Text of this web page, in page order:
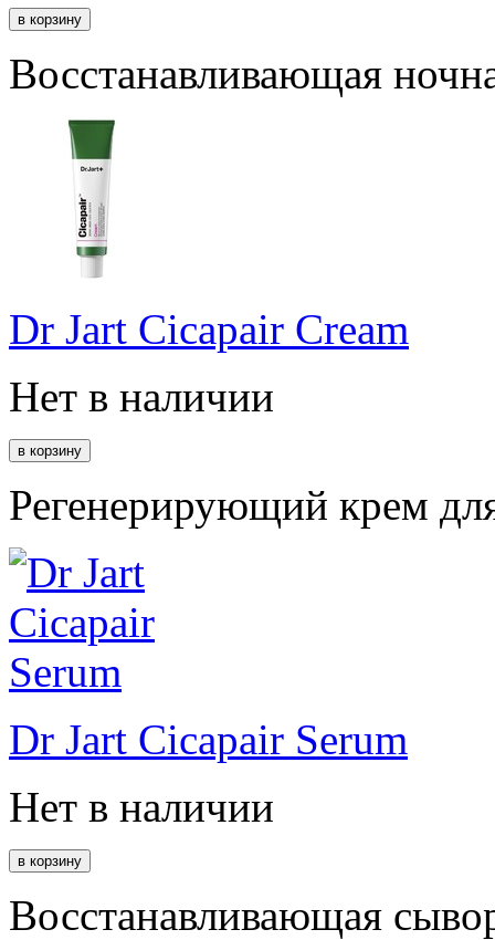
Восстанавливающая
Dr Jart Cicapair Cream
Нет в наличии
Регенерирующий крем
Dr Jart Cicapair Serum
Нет в наличии
Восстанавливающая